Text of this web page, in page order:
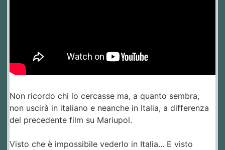
Non ricordo chi lo cercasse ma, a quanto sembra,
non uscirà in italiano e neanche in Italia, a differenza
del precedente film su Mariupol.
Visto che è impossibile vederlo in Italia... E visto